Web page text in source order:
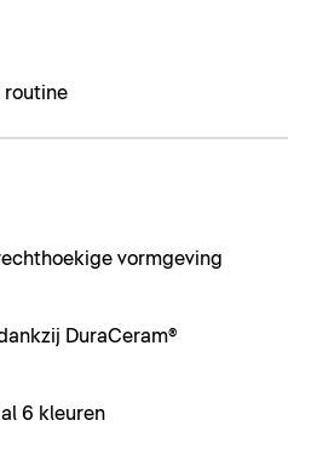
routine
vormgeving
DuraCeram®
6 kleuren